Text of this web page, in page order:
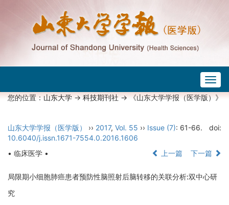
您的位置：山东大学->科技期刊社-> 《山东大学学报（医学版）》
山东大学学报（医学版） ›› 2017, Vol. 55 ›› Issue (7): 61-66.
doi:
10.6040/j.issn.1671-7554.0.2016.1606
• 临床医学 •
上一篇 下一篇
局限期小细胞肺癌患者预防性脑照射后脑转移的关联分析:双中心研
究